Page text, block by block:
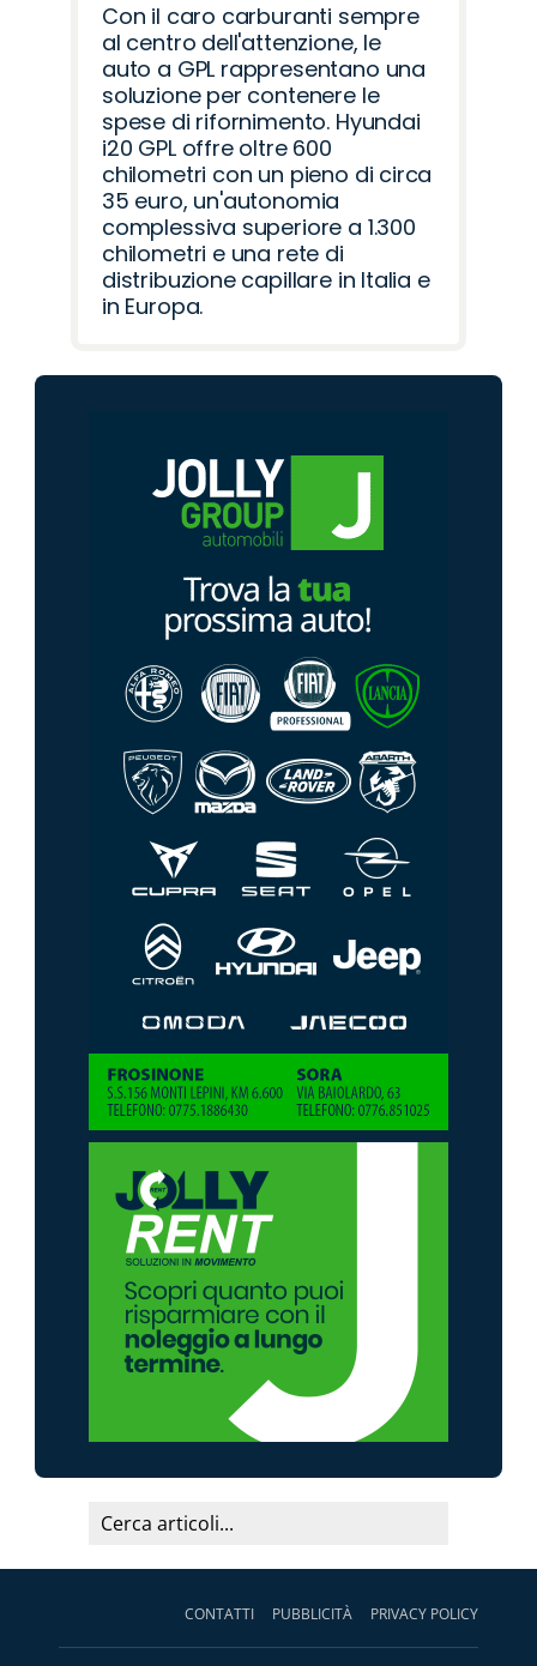
Con il caro carburanti sempre
al centro dell'attenzione, le
auto a GPL rappresentano una
soluzione per contenere le
spese di rifornimento. Hyundai
i20 GPL offre oltre 600
chilometri con un pieno di circa
35 euro, un'autonomia
complessiva superiore a 1.300
chilometri e una rete di
distribuzione capillare in Italia e
in Europa.
CONTATTI PUBBLICITÀ PRIVACY POLICY